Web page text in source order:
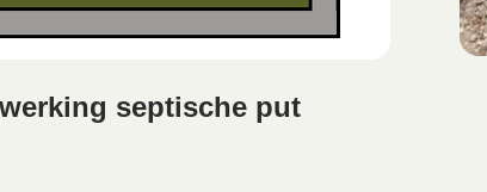
septische put